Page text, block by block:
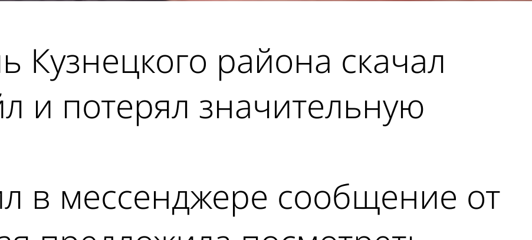
Кузнецкого района скачал
и потерял значительную
в мессенджере сообщение от